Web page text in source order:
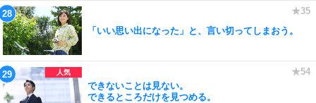
「いい思い出になった」と、言い切ってしまおう。
できないことは見ない。
できるところだけを見つめる。